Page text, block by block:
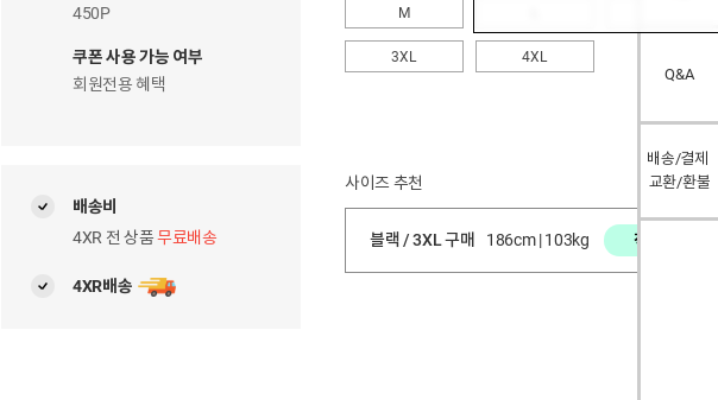
Q&A
배송/결제
교환/환불
450P
쿠폰 사용 가능 여부
회원전용 혜택
배송비
4XR 전 상품무료배송
4XR배송
M
3XL 4XL
사이즈 추천
블랙 / 3XL 구매 186cm | 103kg 적당함